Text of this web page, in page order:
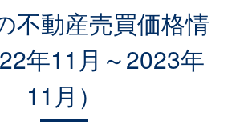
不動産売買価格情
年11月～2023年
11月）